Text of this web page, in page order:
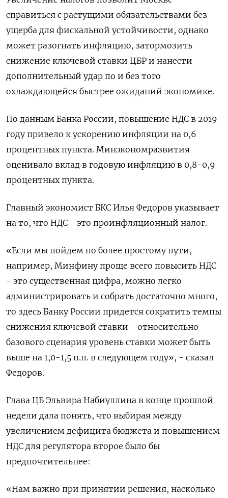
справиться с растущими обязательствами без
ущерба для фискальной устойчивости, однако
может разогнать инфляцию, затормозить
снижение ключевой ставки ЦБР и нанести
дополнительный удар по и без того
охлаждающейся быстрее ожиданий экономике.
По данным Банка России, повышение НДС в 2019
году привело к ускорению инфляции на 0,6
процентных пункта. Минэкономразвития
оценивало вклад в годовую инфляцию в 0,8-0,9
процентных пункта.
Главный экономист БКС Илья Федоров указывает
на то, что НДС - это проинфляционный налог.
«Если мы пойдем по более простому пути,
например, Минфину проще всего повысить НДС
- это существенная цифра, можно легко
администрировать и собрать достаточно много,
то здесь Банку России придется сократить темпы
снижения ключевой ставки - относительно
базового сценария уровень ставки может быть
выше на 1,0-1,5 п.п. в следующем году», - сказал
Федоров.
Глава ЦБ Эльвира Набиуллина в конце прошлой
недели дала понять, что выбирая между
увеличением дефицита бюджета и повышением
НДС для регулятора второе было бы
предпочтительнее:
«Нам важно при принятии решения, насколько